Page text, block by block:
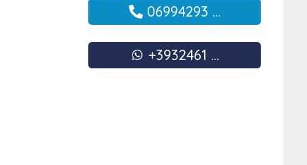
06994293 ...
+3932461 ...